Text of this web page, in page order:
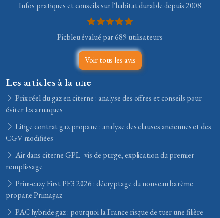
Infos pratiques et conseils sur l'habitat durable depuis 2008
Picbleu évalué par 689 utilisateurs
Voir tous les avis
Les articles à la une
Prix réel du gaz en citerne : analyse des offres et conseils pour
éviter les arnaques
Litige contrat gaz propane : analyse des clauses anciennes et des
CGV modifiées
Air dans citerne GPL : vis de purge, explication du premier
remplissage
Prim-eazy First PF3 2026 : décryptage du nouveau barème
propane Primagaz
PAC hybride gaz : pourquoi la France risque de tuer une filière